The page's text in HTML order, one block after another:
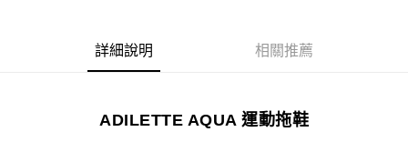
付款後7-11取貨詳細說明 相關推薦
ADILETTE AQUA 運動拖鞋